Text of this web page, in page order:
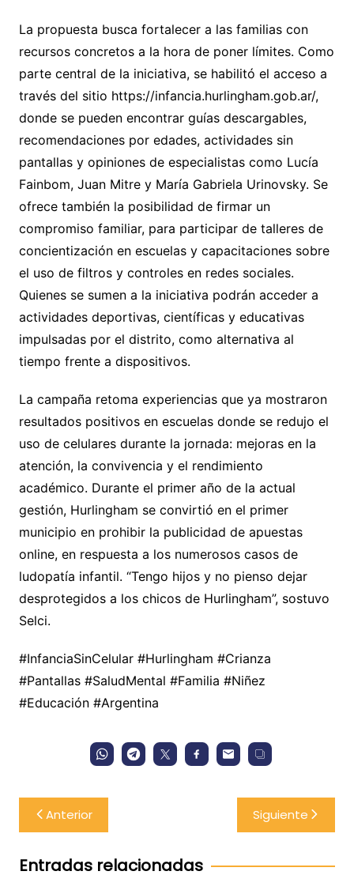
La propuesta busca fortalecer a las familias con
recursos concretos a la hora de poner límites. Como
parte central de la iniciativa, se habilitó el acceso a
través del sitio https://infancia.hurlingham.gob.ar/,
donde se pueden encontrar guías descargables,
recomendaciones por edades, actividades sin
pantallas y opiniones de especialistas como Lucía
Fainbom, Juan Mitre y María Gabriela Urinovsky. Se
ofrece también la posibilidad de firmar un
compromiso familiar, para participar de talleres de
concientización en escuelas y capacitaciones sobre
el uso de filtros y controles en redes sociales.
Quienes se sumen a la iniciativa podrán acceder a
actividades deportivas, científicas y educativas
impulsadas por el distrito, como alternativa al
tiempo frente a dispositivos.
La campaña retoma experiencias que ya mostraron
resultados positivos en escuelas donde se redujo el
uso de celulares durante la jornada: mejoras en la
atención, la convivencia y el rendimiento
académico. Durante el primer año de la actual
gestión, Hurlingham se convirtió en el primer
municipio en prohibir la publicidad de apuestas
online, en respuesta a los numerosos casos de
ludopatía infantil. “Tengo hijos y no pienso dejar
desprotegidos a los chicos de Hurlingham”, sostuvo
Selci.
#InfanciaSinCelular #Hurlingham #Crianza
#Pantallas #SaludMental #Familia #Niñez
#Educación #Argentina
Navegación
de
entradas
Anterior Siguiente
Entradas relacionadas